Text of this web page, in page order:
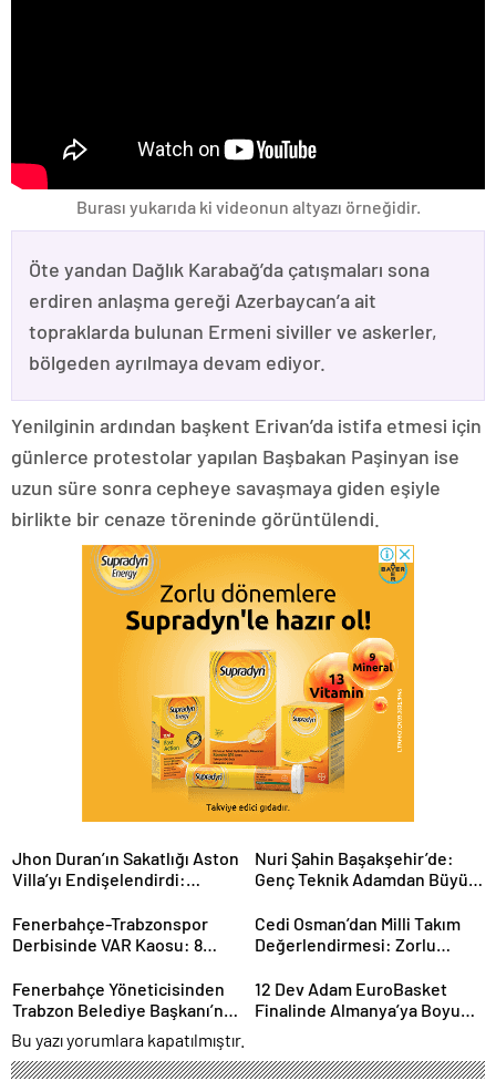
Burası yukarıda ki videonun altyazı örneğidir.
Öte yandan Dağlık Karabağ’da çatışmaları sona
erdiren anlaşma gereği Azerbaycan’a ait
topraklarda bulunan Ermeni siviller ve askerler,
bölgeden ayrılmaya devam ediyor.
Yenilginin ardından başkent Erivan’da istifa etmesi için
günlerce protestolar yapılan Başbakan Paşinyan ise
uzun süre sonra cepheye savaşmaya giden eşiyle
birlikte bir cenaze töreninde görüntülendi.
Jhon Duran’ın Sakatlığı Aston
Villa’yı Endişelendirdi:
Nuri Şahin Başakşehir’de:
Genç Teknik Adamdan Büyük
Fenerbahçe-Trabzonspor
Derbisinde VAR Kaosu: 8
Cedi Osman’dan Milli Takım
Değerlendirmesi: Zorlu
Hedefler
Fenerbahçe Yöneticisinden
Trabzon Belediye Başkanı’na
Sert Sözler: Gerginlik
Tırmanıyor
12 Dev Adam EuroBasket
Finalinde Almanya’ya Boyun
Bu yazı yorumlara kapatılmıştır.